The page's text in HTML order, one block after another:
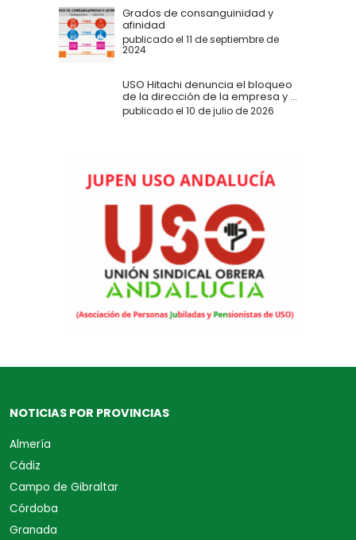
Grados de consanguinidad y
afinidad
publicado el 11 de septiembre de
2024
USO Hitachi denuncia el bloqueo
de la dirección de la empresa y ...
publicado el 10 de julio de 2026
NOTICIAS POR PROVINCIAS
Almería
Cádiz
Campo de Gibraltar
Córdoba
Granada